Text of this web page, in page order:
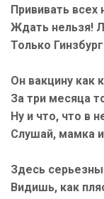
Прививать всех
Ждать нельзя!
Только
Он вакцину как
За три месяца
Ну и что, что в
Слушай, мамка
Здесь
Видишь, как